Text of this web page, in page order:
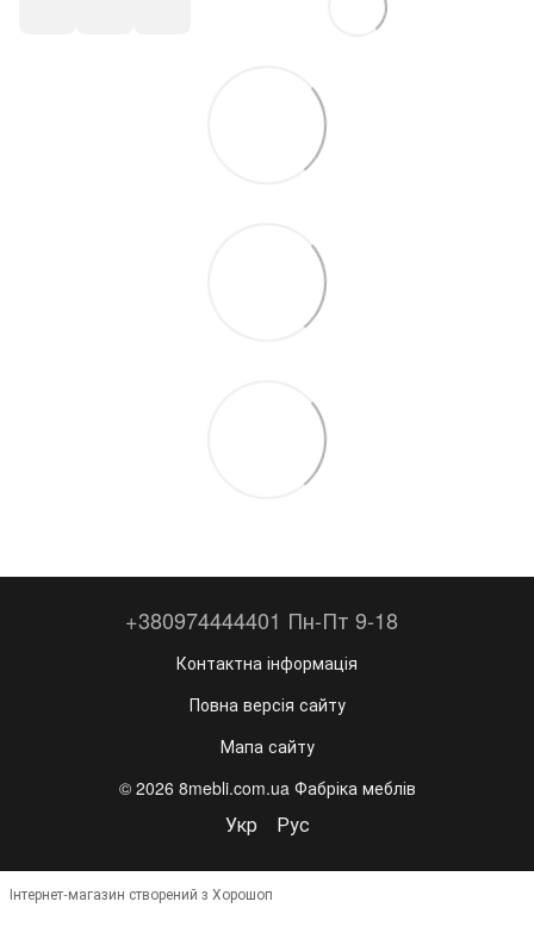
+380974444401 Пн-Пт 9-18
Контактна інформація
Повна версія сайту
Мапа сайту
© 2026 8mebli.com.ua Фабріка меблів
Укр Рус
Інтернет-магазин створений з Хорошоп